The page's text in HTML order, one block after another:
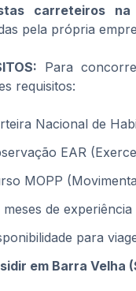
carreteiros
pela própria
Para
requisitos:
Nacional de
EAR
MOPP
meses de
para
em Barra Velha